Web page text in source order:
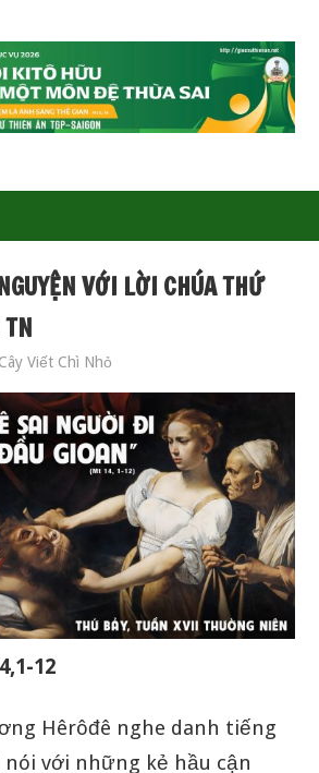
GIÁO
XỨ
THIÊN
ÂN-
TGP
SAIGON
VỚI LỜI CHÚA THỨ
Cây Viết Chì Nhỏ
12
Hêrôđê nghe danh tiếng
nói với những kẻ hầu cận